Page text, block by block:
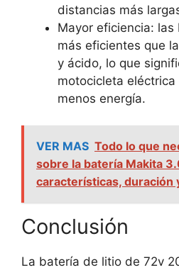
distancias más
Mayor eficiencia:
más eficientes que
y ácido, lo que
motocicleta
menos energía.
VER MAS Todo lo que
sobre la batería Makita
características, duración
Conclusión
La batería de litio de 72v